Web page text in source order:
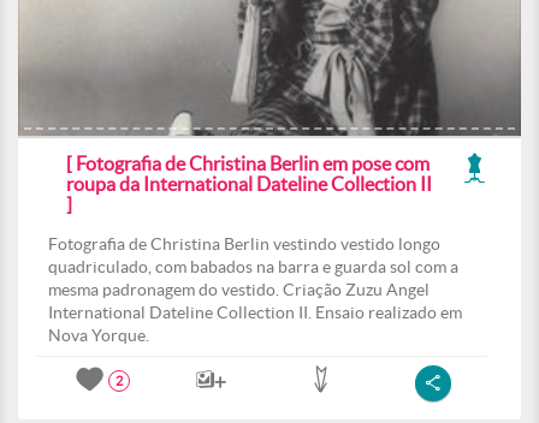
[ Fotografia de Christina Berlin em pose com
roupa da International Dateline Collection II
]
Fotografia de Christina Berlin vestindo vestido longo
quadriculado, com babados na barra e guarda sol com a
mesma padronagem do vestido. Criação Zuzu Angel
International Dateline Collection II. Ensaio realizado em
Nova Yorque.
2